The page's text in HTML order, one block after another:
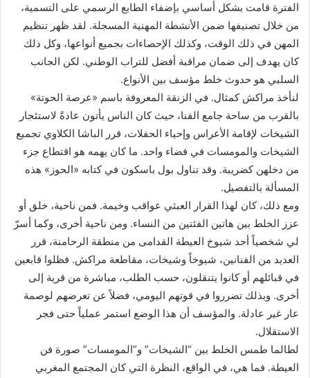
الفترة قامت بشكل أساسي بإضفاء الطابع الرسمي على التسمية،
من خلال تصنيفها ضمن الأنشطة المهنية المسجلة. لقد ظهر تنظيم
المهن في ذلك الوقت، وكذلك الإحصاءات بجميع أنواعها، وكل ذلك
كان يهدف إلى ضمان مراقبة أفضل للتراب الوطني. لكن الجانب
السلبي هو حدوث خلط مؤسف بين الأنواع.
لنأخذ مراكش كمثال. في الزنقة المعروفة باسم «عرصة الحوتة»
بالقرب من ساحة جامع الفنا، حيث كان الناس يأتون عادةً لاستئجار
الشيخات لإقامة الأعراس وإحياء الحفلات، قرر الباشا الكلاوي تجميع
الشيخات والمومسات في فضاء واحد. ما كان يهمه هو اقتطاع جزء
من دخلهن كضريبة. وقد تناول بول باسكون في كتابه «الحوز» هذه
المسألة بالتفصيل.
ومع ذلك، كان لهذا القرار العبثي عواقب وخيمة. فمن ناحية، خلق أو
عزز الخلط بين هاتين الفئتين من النساء. ومن ناحية أخرى، وكما أسرّ
لي شخصياً أحد شيوخ العيطة القدامى من منطقة الرحامنة، قرر
العديد من الفنانين، شيوخاً وشيخات، مقاطعة مراكش. فظلوا قابعين
في قبائلهم أو كانوا يتنقلون، حسب الطلب، مباشرة من قرية إلى
أخرى. وبذلك تضرروا في قوتهم اليومي، فضلاً عن تعرضهم لوصمة
عار غير عادلة. والمؤسف أن هذا الوضع استمر عملياً حتى فجر
الاستقلال.
لطالما طمس الخلط بين “الشيخات” و”المومسات” صورة فن
العيطة. فما هي، في الواقع، النظرة التي كان المجتمع المغربي